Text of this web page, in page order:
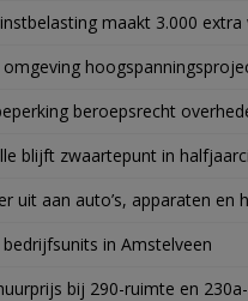
maakt 3.000
beroepsrecht
blijft zwaartepunt in
uit aan auto’s, apparaten en
in Amstelveen
bij 290-ruimte en